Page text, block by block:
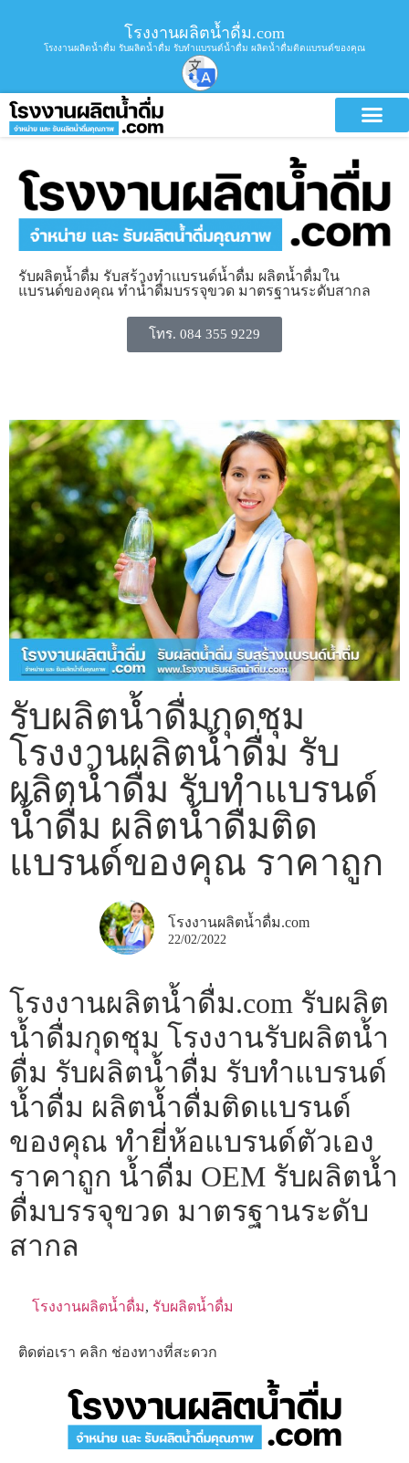
โรงงานผลิตน้ำดื่ม.com
โรงงานผลิตน้ำดื่ม รับผลิตน้ำดื่ม รับทำแบรนด์น้ำดื่ม ผลิตน้ำดื่มติดแบรนด์ของคุณ
รับผลิตน้ำดื่ม รับสร้างทำแบรนด์น้ำดื่ม ผลิตน้ำดื่มใน
แบรนด์ของคุณ ทำน้ำดื่มบรรจุขวด มาตรฐานระดับสากล
โทร. 084 355 9229
รับผลิตน้ำดื่มกุดชุม
โรงงานผลิตน้ำดื่ม รับ
ผลิตน้ำดื่ม รับทำแบรนด์
น้ำดื่ม ผลิตน้ำดื่มติด
แบรนด์ของคุณ ราคาถูก
โรงงานผลิตน้ำดื่ม.com
22/02/2022
โรงงานผลิตน้ำดื่ม.com รับผลิต
น้ำดื่มกุดชุม โรงงานรับผลิตน้ำ
ดื่ม รับผลิตน้ำดื่ม รับทำแบรนด์
น้ำดื่ม ผลิตน้ำดื่มติดแบรนด์
ของคุณ ทำยี่ห้อแบรนด์ตัวเอง
ราคาถูก น้ำดื่ม OEM รับผลิตน้ำ
ดื่มบรรจุขวด มาตรฐานระดับ
สากล
โรงงานผลิตน้ำดื่ม, รับผลิตน้ำดื่ม
ติดต่อเรา คลิก ช่องทางที่สะดวก